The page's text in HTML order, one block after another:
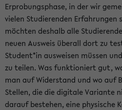
Erprobungsphase, in der wir
vielen Studierenden Erfahrungen
möchten deshalb alle
neuen Ausweis überall dort zu
Student*in ausweisen müssen
zu teilen. Was funktioniert gut,
man auf Widerstand und wo auf
Stellen, die die digitale Variante
darauf bestehen, eine physische